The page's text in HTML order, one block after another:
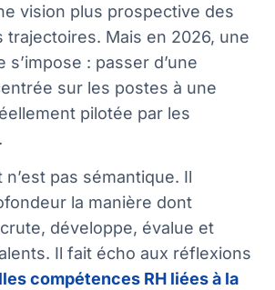
vision plus prospective des
trajectoires. Mais en 2026, une
s’impose : passer d’une
sur les postes à une
pilotée par les
pas sémantique. Il
la manière dont
développe, évalue et
Il fait écho aux réflexions
compétences RH liées à la